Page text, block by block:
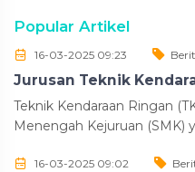
Popular Artikel
16-03-2025 09:23
Jurusan Teknik
Teknik Kendaraan Ringan
Menengah Kejuruan (SMK)
16-03-2025 09:02